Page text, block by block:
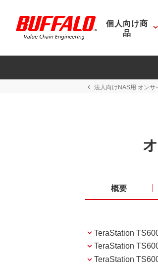
個人向け商
品
法人向けNAS用 オン
概要
TeraStation
TeraStation
TeraStation